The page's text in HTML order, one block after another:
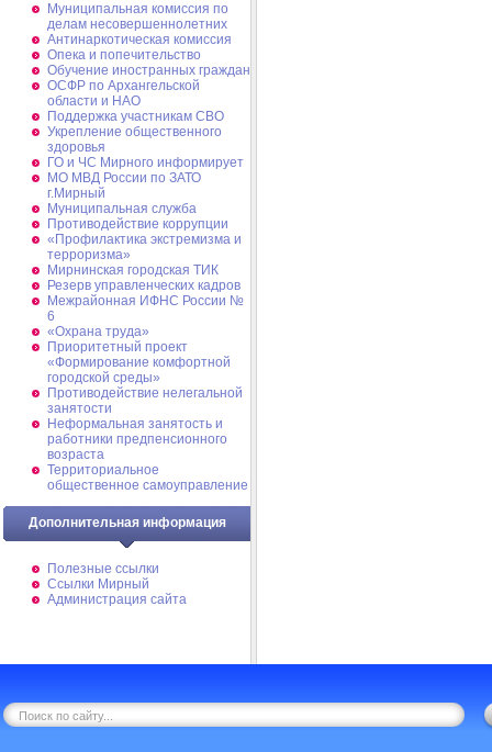
Муниципальная комиссия по
делам несовершеннолетних
Антинаркотическая комиссия
Опека и попечительство
Обучение иностранных граждан
ОСФР по Архангельской
области и НАО
Поддержка участникам СВО
Укрепление общественного
здоровья
ГО и ЧС Мирного информирует
МО МВД России по ЗАТО
г.Мирный
Муниципальная cлужба
Противодействие коррупции
«Профилактика экстремизма и
терроризма»
Мирнинская городская ТИК
Резерв управленческих кадров
Межрайонная ИФНС России №
6
«Охрана труда»
Приоритетный проект
«Формирование комфортной
городской среды»
Противодействие нелегальной
занятости
Неформальная занятость и
работники предпенсионного
возраста
Территориальное
общественное самоуправление
Дополнительная информация
Полезные ссылки
Ссылки Мирный
Администрация сайта